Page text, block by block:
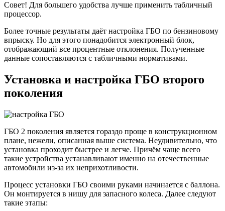
Совет! Для большего удобства лучше применить табличный
процессор.
Более точные результаты даёт настройка ГБО по бензиновому
впрыску. Но для этого понадобится электронный блок,
отображающий все процентные отклонения. Полученные
данные сопоставляются с табличными нормативами.
Установка и настройка ГБО второго
поколения
ГБО 2 поколения является гораздо проще в конструкционном
плане, нежели, описанная выше система. Неудивительно, что
установка проходит быстрее и легче. Причём чаще всего
такие устройства устанавливают именно на отечественные
автомобили из-за их неприхотливости.
Процесс установки ГБО своими руками начинается с баллона.
Он монтируется в нишу для запасного колеса. Далее следуют
такие этапы: